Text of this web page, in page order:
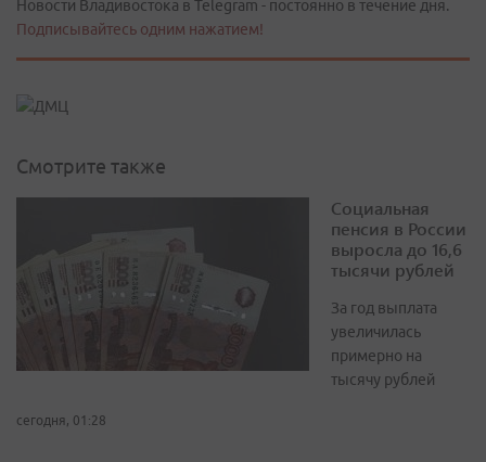
Новости Владивостока в Telegram - постоянно в течение дня.
Подписывайтесь одним нажатием!
Смотрите также
Социальная
пенсия в России
выросла до 16,6
тысячи рублей
За год выплата
увеличилась
примерно на
тысячу рублей
сегодня, 01:28